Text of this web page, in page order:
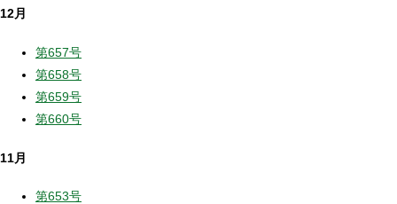
12月
第657号
第658号
第659号
第660号
11月
第653号